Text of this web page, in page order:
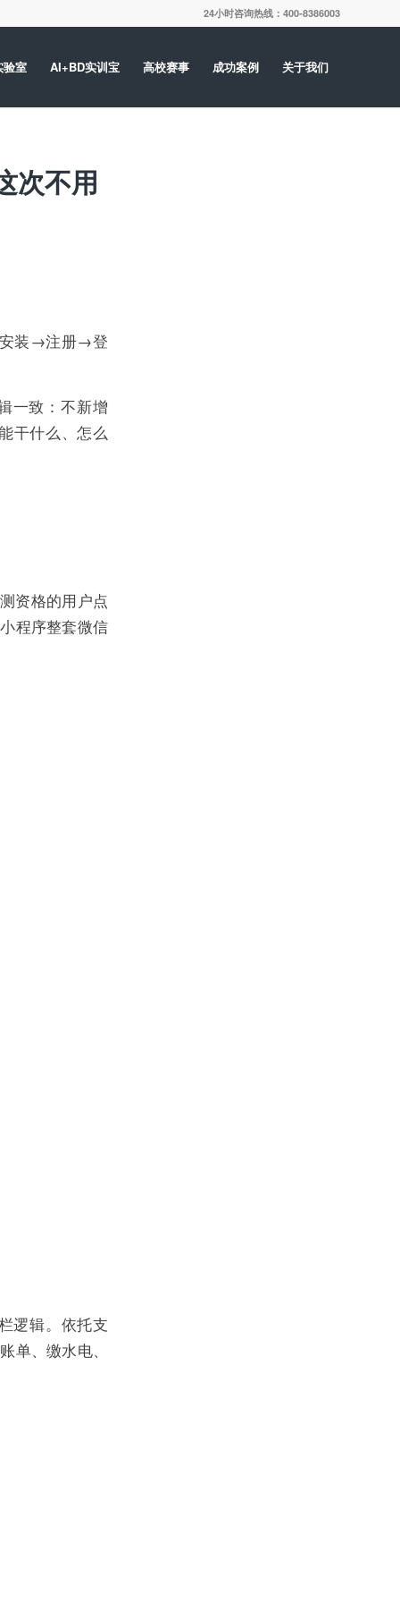
24小时咨询热线：400-8386003
验室 AI+BD实训宝 高校赛事 成功案例 关于我们
次不用
安装→注册→登
一致：不新增
干什么、怎么
资格的用户点
程序整套微信
逻辑。依托支
、缴水电、